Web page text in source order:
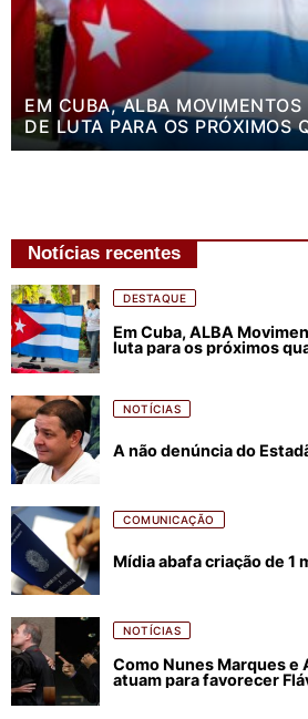
EM CUBA, ALBA MOVIMENTOS
DE LUTA PARA OS PRÓXIMOS
Notícias recentes
DESTAQUE
Em Cuba, ALBA
luta para os próximos
NOTÍCIAS
A não denúncia do
COMUNICAÇÃO
Mídia abafa criação de 1
NOTÍCIAS
Como Nunes Marques e
atuam para favorecer